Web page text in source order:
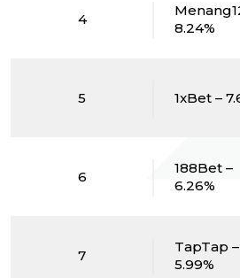
4
8.24%
5 1xBet –
6
188Bet –
6.26%
7
TapTap –
5.99%